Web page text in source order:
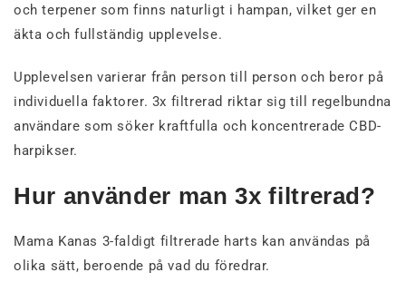
och terpener som finns naturligt i hampan, vilket ger en
äkta och fullständig upplevelse.
Upplevelsen varierar från person till person och beror på
individuella faktorer. 3x filtrerad riktar sig till regelbundna
användare som söker kraftfulla och koncentrerade CBD-
harpikser.
Hur använder man 3x filtrerad?
Mama Kanas 3-faldigt filtrerade harts kan användas på
olika sätt, beroende på vad du föredrar.